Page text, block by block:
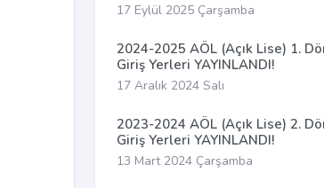
17 Eylül 2025 Çarşamba
2024-2025 AÖL (Açık Lise) 1.
Giriş Yerleri YAYINLANDI!
17 Aralık 2024 Salı
2023-2024 AÖL (Açık Lise) 2.
Giriş Yerleri YAYINLANDI!
13 Mart 2024 Çarşamba